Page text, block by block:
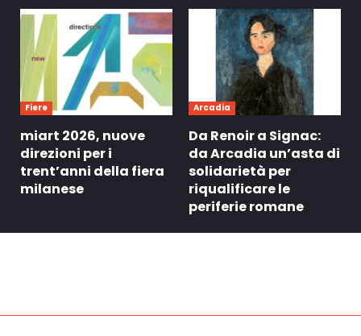
Fiere
miart 2026, nuove
direzioni per i
trent’anni della fiera
milanese
Arcadia
Da Renoir a Signac:
da Arcadia un’asta di
solidarietà per
riqualificare le
periferie romane